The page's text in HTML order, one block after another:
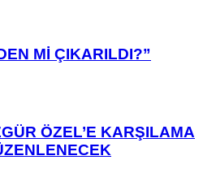
Mİ ÇIKARILDI?”
ÖZEL’E KARŞILAMA